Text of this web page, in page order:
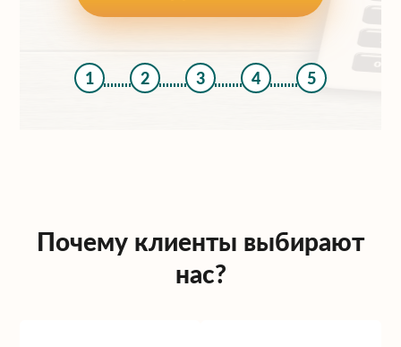
1 2 3 4 5
Почему клиенты выбирают
нас?